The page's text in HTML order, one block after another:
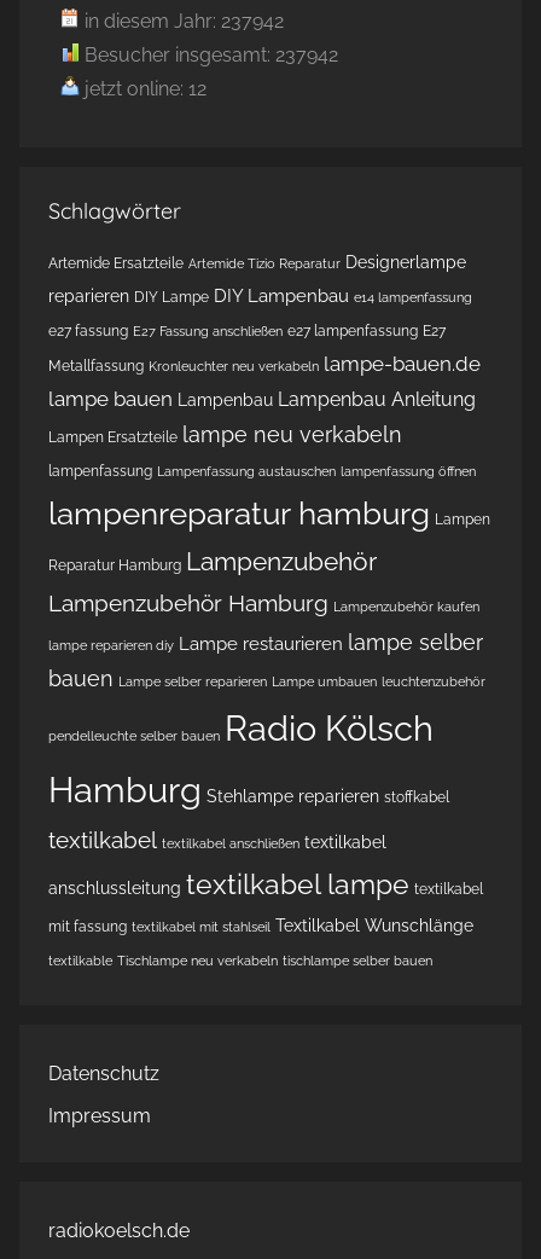
in diesem Jahr: 237942
Besucher insgesamt: 237942
jetzt online: 12
Schlagwörter
Artemide Ersatzteile Artemide Tizio Reparatur Designerlampe
reparieren DIY Lampe DIY Lampenbau e14 lampenfassung
e27 fassung E27 Fassung anschließen e27 lampenfassung E27
Metallfassung Kronleuchter neu verkabeln lampe-bauen.de
lampe bauen
Lampenbau Lampenbau Anleitung
Lampen Ersatzteile lampe neu verkabeln
lampenfassung Lampenfassung austauschen lampenfassung öffnen
lampenreparatur hamburg Lampen
Reparatur Hamburg Lampenzubehör
Lampenzubehör Hamburg Lampenzubehör kaufen
lampe reparieren diy Lampe restaurieren lampe selber
bauen Lampe selber reparieren Lampe umbauen leuchtenzubehör
pendelleuchte selber bauen Radio Kölsch
Hamburg Stehlampe reparieren stoffkabel
textilkabel textilkabel anschließen textilkabel
anschlussleitung textilkabel lampe textilkabel
mit fassung textilkabel mit stahlseil Textilkabel Wunschlänge
textilkable Tischlampe neu verkabeln tischlampe selber bauen
Datenschutz
Impressum
radiokoelsch.de